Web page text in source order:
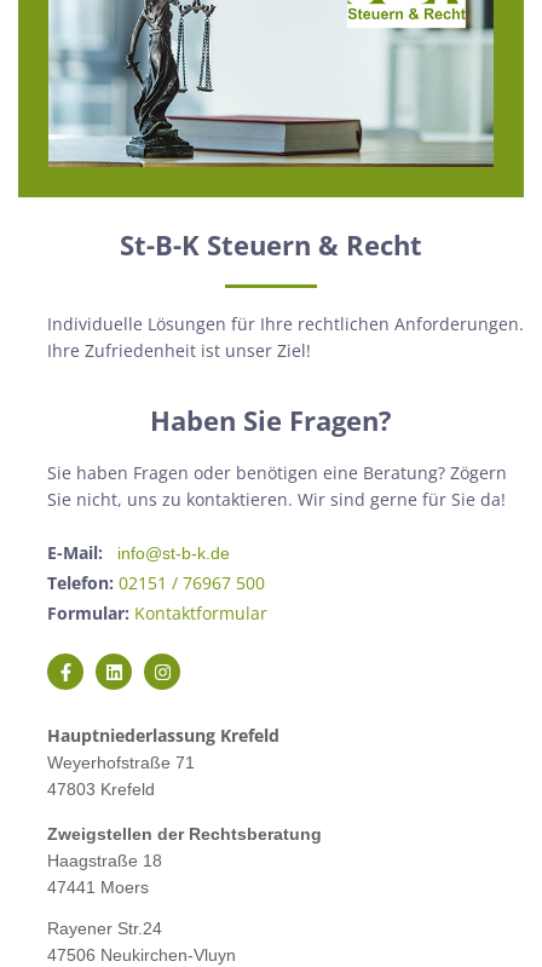
St-B-K Steuern & Recht
Individuelle Lösungen für Ihre rechtlichen Anforderungen.
Ihre Zufriedenheit ist unser Ziel!
Haben Sie Fragen?
Sie haben Fragen oder benötigen eine Beratung? Zögern
Sie nicht, uns zu kontaktieren. Wir sind gerne für Sie da!
E-Mail: info@st-b-k.de
Telefon: 02151 / 76967 500
Formular: Kontaktformular
Hauptniederlassung Krefeld
Weyerhofstraße 71
47803 Krefeld
Zweigstellen der Rechtsberatung
Haagstraße 18
47441 Moers
Rayener Str.24
47506 Neukirchen-Vluyn